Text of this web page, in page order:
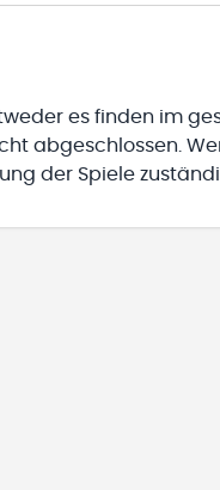
es finden im
abgeschlossen.
der Spiele